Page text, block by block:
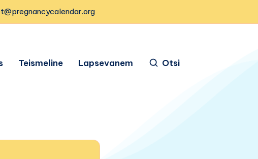
Teismeline Lapsevanem Otsi